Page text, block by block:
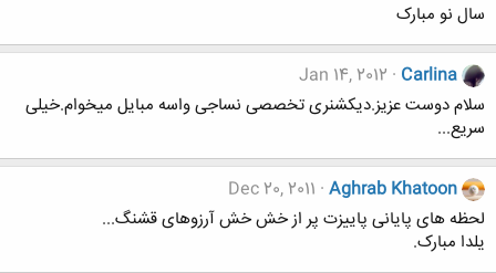
سال نو مبارک
Carlina
Jan 14, 2012
سلام دوست عزیز.دیکشنری تخصصی نساجی واسه مبایل میخوام.خیلی
سریع...
Aghrab Khatoon
Dec 20, 2011
لحظه های پایانی پاییزت پر از خش خش آرزوهای قشنگ...
یلدا مبارک.